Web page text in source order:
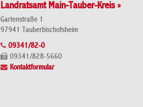
Landratsamt Main-Tauber-Kreis »
Gartenstraße 1
97941 Tauberbischofsheim
09341/82-0
09341/828-5660
Kontaktformular